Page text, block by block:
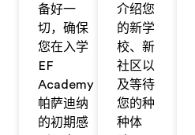
备好一
切，确保
您在入学
EF
Academy
帕萨迪纳
的初期感
介绍您
的新学
校、新
社区以
及等待
您的种
种体